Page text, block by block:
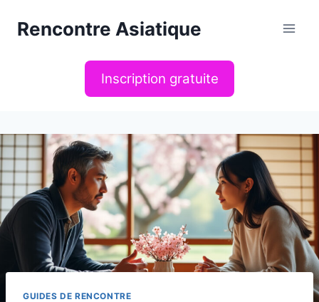
Rencontre Asiatique
Inscription gratuite
GUIDES DE RENCONTRE